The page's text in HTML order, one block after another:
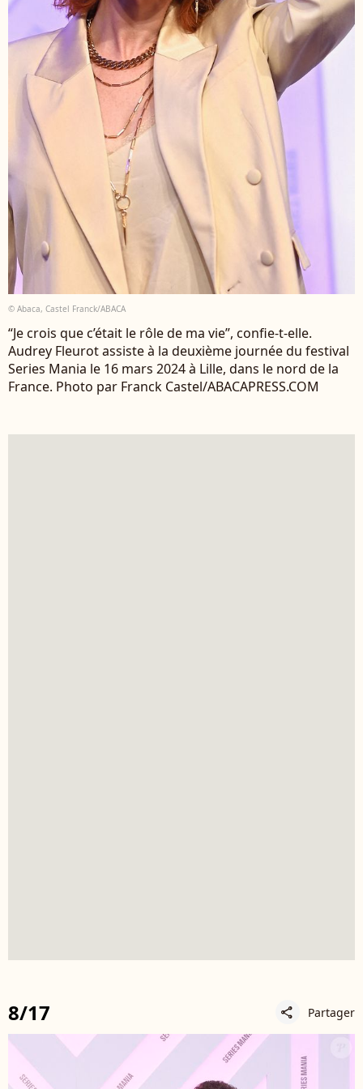
© Abaca, Castel Franck/ABACA
“Je crois que c’était le rôle de ma vie”, confie-t-elle.
Audrey Fleurot assiste à la deuxième journée du festival
Series Mania le 16 mars 2024 à Lille, dans le nord de la
France. Photo par Franck Castel/ABACAPRESS.COM
8/17 share Partager